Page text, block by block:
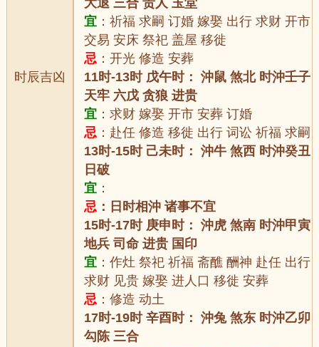
时辰吉凶
大退 三合 贵人 玉堂
宜 ：祈福 求嗣 订婚 嫁娶 出行 求财 开市
交易 安床 祭祀 盖屋 移徙
忌 ：开光 修造 安葬
11时-13时 戊午时： 沖鼠 煞北 时沖壬子
天牢 六戊 贪狼 进贵
宜 ：求财 嫁娶 开市 安葬 订婚
忌 ：赴任 修造 移徙 出行 词讼 祈福 求嗣
13时-15时 己未时： 沖牛 煞西 时沖癸丑
日破
宜 ：
忌 ：日时相沖 诸事不宜
15时-17时 庚申时： 沖虎 煞南 时沖甲寅
地兵 司命 进贵 国印
宜 ：作灶 祭祀 祈福 斋醮 酬神 赴任 出行
求财 见贵 嫁娶 进人口 移徙 安葬
忌 ：修造 动土
17时-19时 辛酉时： 沖兔 煞东 时沖乙卯
勾陈 三合